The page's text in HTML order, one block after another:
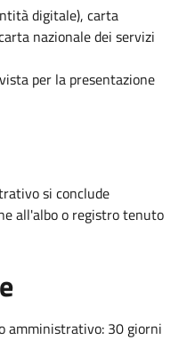
digitale), carta
nazionale dei servizi
per la presentazione
si conclude
all'albo o registro tenuto
amministrativo: 30 giorni